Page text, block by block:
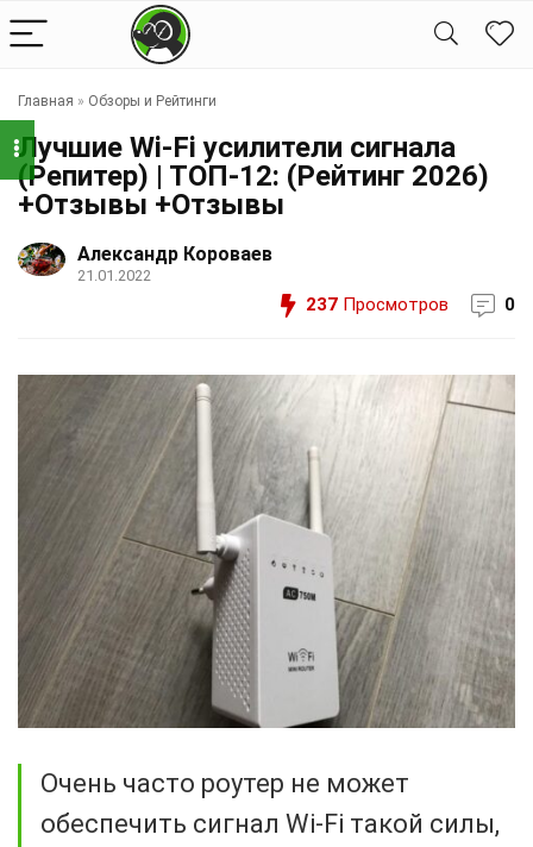
Главная » Обзоры и Рейтинги
Лучшие Wi-Fi усилители сигнала
(Репитер) | ТОП-12: (Рейтинг 2026)
+Отзывы +Отзывы
Александр Короваев
21.01.2022
237 Просмотров 0
Очень часто роутер не может
обеспечить сигнал Wi-Fi такой силы,